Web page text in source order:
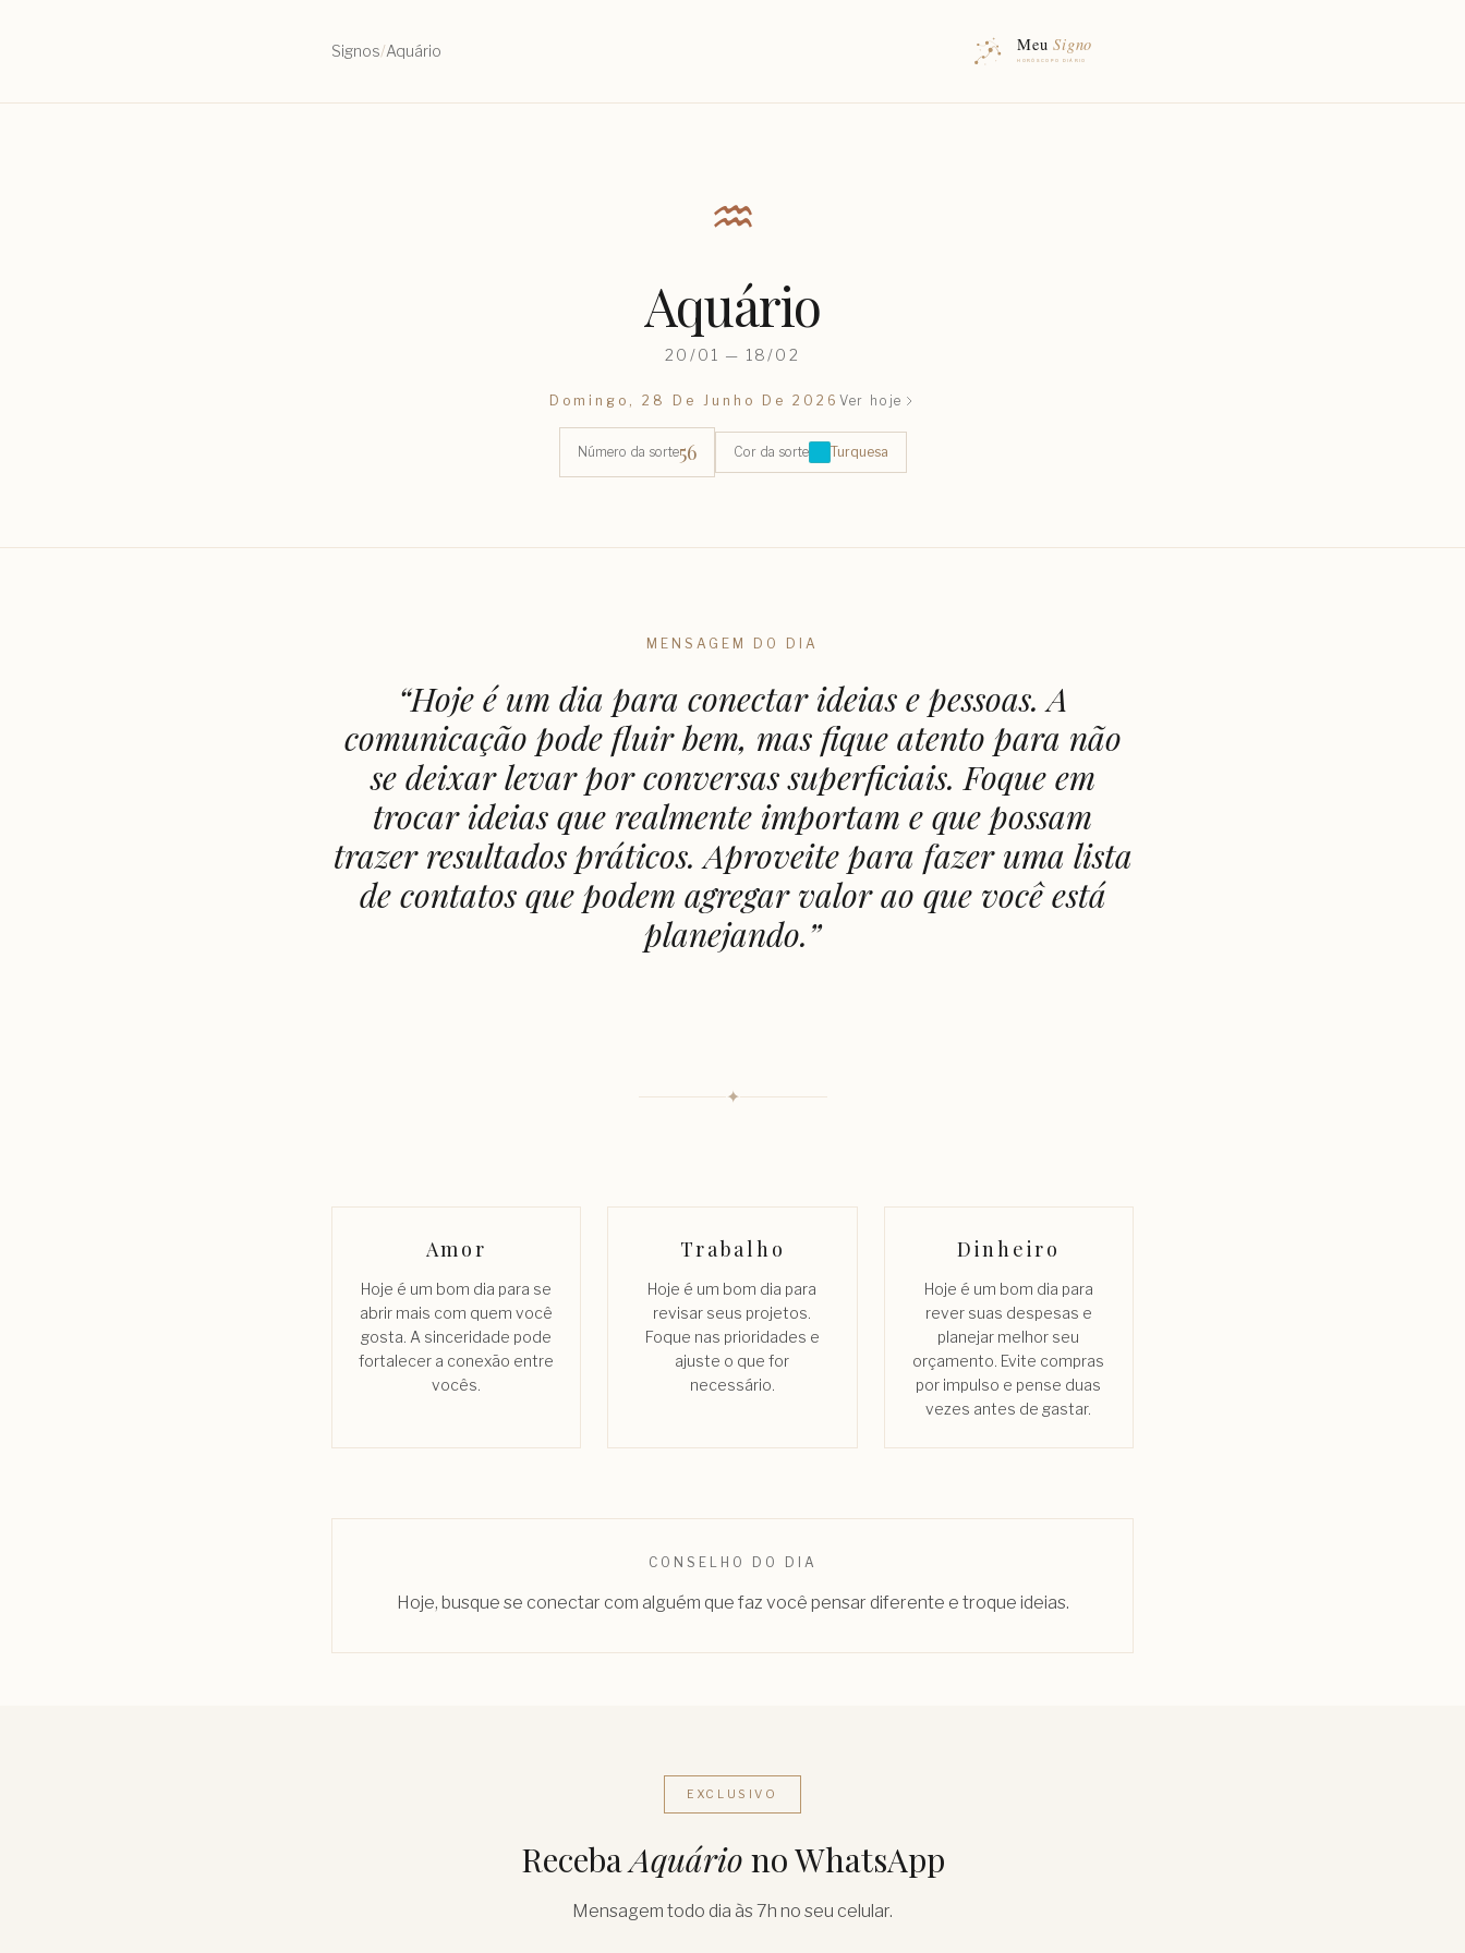
Signos/Aquário
♒︎
Aquário
20/01 — 18/02
Domingo, 28 De Junho De 2026 Ver hoje
Número da sorte56 Cor da sorte Turquesa
MENSAGEM DO DIA
“Hoje é um dia para conectar ideias e pessoas. A
comunicação pode fluir bem, mas fique atento para não
se deixar levar por conversas superficiais. Foque em
trocar ideias que realmente importam e que possam
trazer resultados práticos. Aproveite para fazer uma lista
de contatos que podem agregar valor ao que você está
planejando.”
✦
Amor
Hoje é um bom dia para se
abrir mais com quem você
gosta. A sinceridade pode
fortalecer a conexão entre
vocês.
Trabalho
Hoje é um bom dia para
revisar seus projetos.
Foque nas prioridades e
ajuste o que for
necessário.
Dinheiro
Hoje é um bom dia para
rever suas despesas e
planejar melhor seu
orçamento. Evite compras
por impulso e pense duas
vezes antes de gastar.
CONSELHO DO DIA
Hoje, busque se conectar com alguém que faz você pensar diferente e troque ideias.
EXCLUSIVO
RecebaAquário no WhatsApp
Mensagem todo dia às 7h no seu celular.